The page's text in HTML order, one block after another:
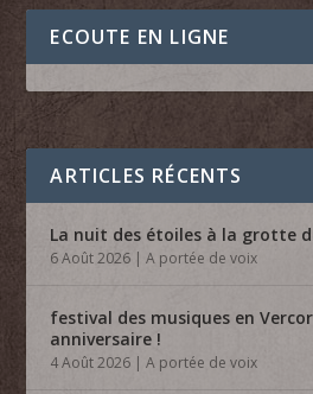
ECOUTE EN LIGNE
ARTICLES RÉCENTS
La nuit des étoiles à la grotte
6 Août 2026 |A portée de voix
festival des musiques en
anniversaire !
4 Août 2026 |A portée de voix